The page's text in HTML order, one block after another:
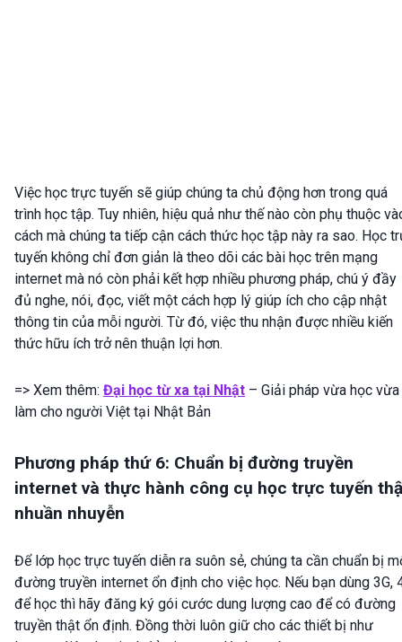
Việc học trực tuyến sẽ giúp chúng ta chủ động hơn trong quá
trình học tập. Tuy nhiên, hiệu quả như thế nào còn phụ thuộc
cách mà chúng ta tiếp cận cách thức học tập này ra sao. Học
tuyến không chỉ đơn giản là theo dõi các bài học trên mạng
internet mà nó còn phải kết hợp nhiều phương pháp, chú ý đầy
đủ nghe, nói, đọc, viết một cách hợp lý giúp ích cho cập nhật
thông tin của mỗi người. Từ đó, việc thu nhận được nhiều kiến
thức hữu ích trở nên thuận lợi hơn.
=> Xem thêm: Đại học từ xa tại Nhật – Giải pháp vừa học vừa
làm cho người Việt tại Nhật Bản
Phương pháp thứ 6: Chuẩn bị đường truyền
internet và thực hành công cụ học trực tuyến
nhuần nhuyễn
Để lớp học trực tuyến diễn ra suôn sẻ, chúng ta cần chuẩn bị
đường truyền internet ổn định cho việc học. Nếu bạn dùng 3G,
để học thì hãy đăng ký gói cước dung lượng cao để có đường
truyền thật ổn định. Đồng thời luôn giữ cho các thiết bị như